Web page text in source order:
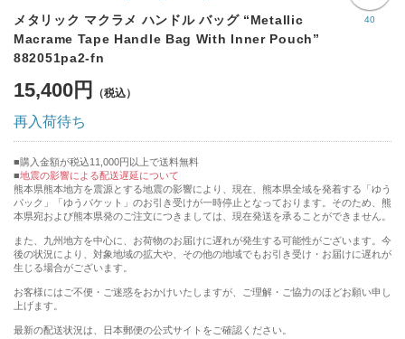
40
メタリック マクラメ ハンドル バッグ “Metallic
Macrame Tape Handle Bag With Inner Pouch”
882051pa2-fn
15,400円
再入荷待ち
購入金額が税込11,000円以上で送料無料
地震の影響による配送遅延について
熊本県熊本地方を震源とする地震の影響により、現在、熊本県全域を発着する「ゆう
パック」「ゆうパケット」のお引き受けが一時停止となっております。そのため、熊
本県宛および熊本県発のご注文につきましては、現在発送を承ることができません。
また、九州地方を中心に、お荷物のお届けに遅れが発生する可能性がございます。今
後の状況により、対象地域の拡大や、その他の地域でもお引き受け・お届けに遅れが
生じる場合がございます。
お客様にはご不便・ご迷惑をおかけいたしますが、ご理解・ご協力のほどお願い申し
上げます。
最新の配送状況は、日本郵便の公式サイトをご確認ください。